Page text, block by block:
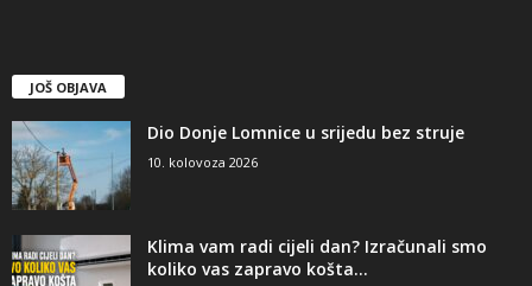
JOŠ OBJAVA
Dio Donje Lomnice u srijedu bez struje
10. kolovoza 2026
Klima vam radi cijeli dan? Izračunali smo
koliko vas zapravo košta...